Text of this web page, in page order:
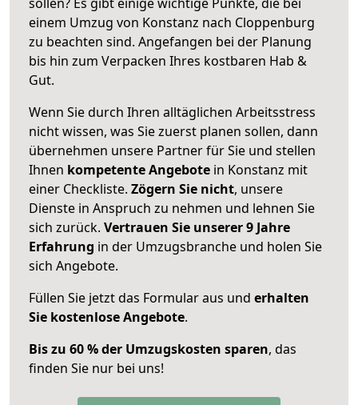
einem Umzug von Konstanz nach Cloppenburg
zu beachten sind. Angefangen bei der Planung
bis hin zum Verpacken Ihres kostbaren Hab &
Gut.
Wenn Sie durch Ihren alltäglichen Arbeitsstress
nicht wissen, was Sie zuerst planen sollen, dann
übernehmen unsere Partner für Sie und stellen
Ihnen kompetente Angebote in Konstanz mit
einer Checkliste. Zögern Sie nicht, unsere
Dienste in Anspruch zu nehmen und lehnen Sie
sich zurück. Vertrauen Sie unserer 9 Jahre
Erfahrung in der Umzugsbranche und holen Sie
sich Angebote.
Füllen Sie jetzt das Formular aus und erhalten
Sie kostenlose Angebote.
Bis zu 60 % der Umzugskosten sparen, das
finden Sie nur bei uns!